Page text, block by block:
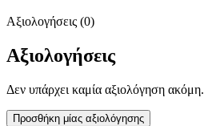
Αξιολογήσεις (0)
Αξιολογήσεις
Δεν υπάρχει καμία αξιολόγηση ακόμη.
Προσθήκη μίας αξιολόγησης